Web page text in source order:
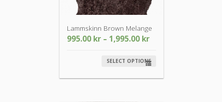
Lammskinn Brown Melange
995.00 kr – 1,995.00 kr
SELECT OPTIONS